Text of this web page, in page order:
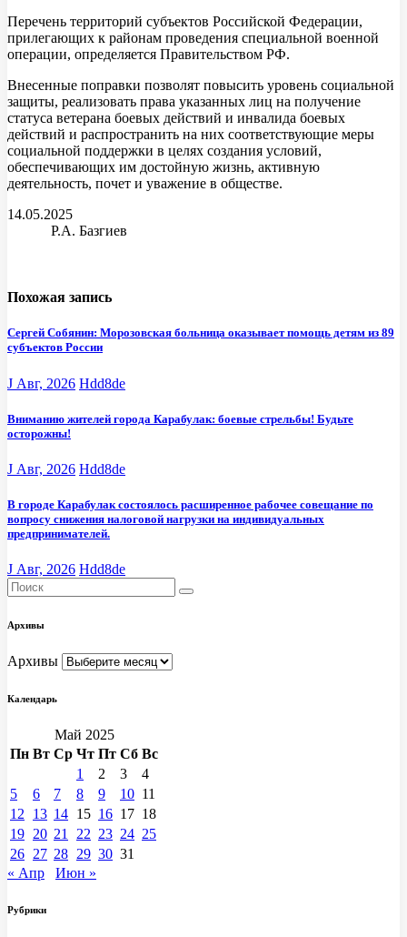
Перечень территорий субъектов Российской Федерации,
прилегающих к районам проведения специальной военной
операции, определяется Правительством РФ.
Внесенные поправки позволят повысить уровень социальной
защиты, реализовать права указанных лиц на получение
статуса ветерана боевых действий и инвалида боевых
действий и распространить на них соответствующие меры
социальной поддержки в целях создания условий,
обеспечивающих им достойную жизнь, активную
деятельность, почет и уважение в обществе.
14.05.2025
Р.А. Базгиев
Похожая запись
Сергей Собянин: Морозовская больница оказывает помощь детям из 89
субъектов России
J Авг, 2026 Hdd8de
Вниманию жителей города Карабулак: боевые стрельбы! Будьте
осторожны!
J Авг, 2026 Hdd8de
В городе Карабулак состоялось расширенное рабочее совещание по
вопросу снижения налоговой нагрузки на индивидуальных
предпринимателей.
J Авг, 2026 Hdd8de
Архивы
Архивы
Календарь
Май 2025
Пн Вт Ср Чт Пт Сб Вс
1
2 3
4
5
6 7 8 9 10 11
12
13 14 15 16 17 18
19 20 21 22 23 24 25
26 27 28 29 30 31
« Апр
Июн »
Рубрики